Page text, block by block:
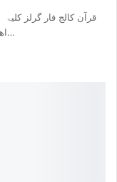
قرآن کالج فار گرلز
اهتمام شعبه حفظ القرآن الکریم میں پرائمری پاس…